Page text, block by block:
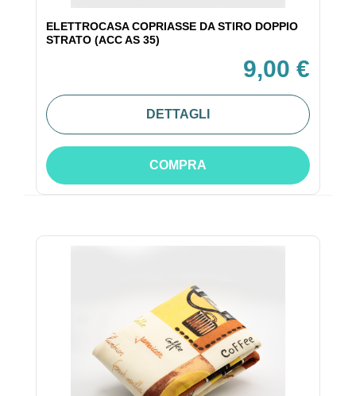
ELETTROCASA COPRIASSE DA STIRO DOPPIO
STRATO (ACC AS 35)
9,00 €
DETTAGLI
COMPRA